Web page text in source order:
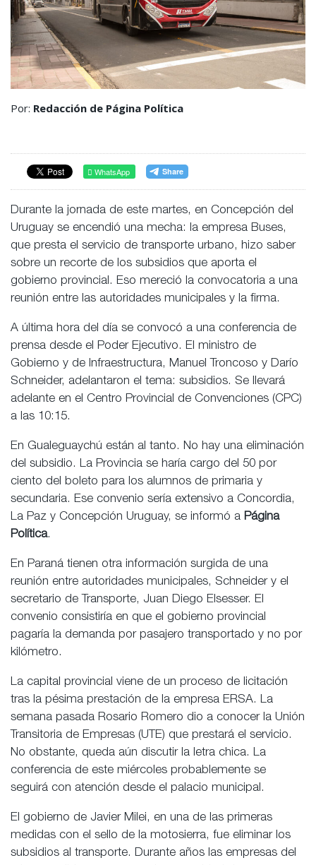
Por: Redacción de Página Política
WhatsApp
Durante la jornada de este martes, en Concepción del
Uruguay se encendió una mecha: la empresa Buses,
que presta el servicio de transporte urbano, hizo saber
sobre un recorte de los subsidios que aporta el
gobierno provincial. Eso mereció la convocatoria a una
reunión entre las autoridades municipales y la firma.
A última hora del día se convocó a una conferencia de
prensa desde el Poder Ejecutivo. El ministro de
Gobierno y de Infraestructura, Manuel Troncoso y Darío
Schneider, adelantaron el tema: subsidios. Se llevará
adelante en el Centro Provincial de Convenciones (CPC)
a las 10:15.
En Gualeguaychú están al tanto. No hay una eliminación
del subsidio. La Provincia se haría cargo del 50 por
ciento del boleto para los alumnos de primaria y
secundaria. Ese convenio sería extensivo a Concordia,
La Paz y Concepción Uruguay, se informó a Página
Política.
En Paraná tienen otra información surgida de una
reunión entre autoridades municipales, Schneider y el
secretario de Transporte, Juan Diego Elsesser. El
convenio consistiría en que el gobierno provincial
pagaría la demanda por pasajero transportado y no por
kilómetro.
La capital provincial viene de un proceso de licitación
tras la pésima prestación de la empresa ERSA. La
semana pasada Rosario Romero dio a conocer la Unión
Transitoria de Empresas (UTE) que prestará el servicio.
No obstante, queda aún discutir la letra chica. La
conferencia de este miércoles probablemente se
seguirá con atención desde el palacio municipal.
El gobierno de Javier Milei, en una de las primeras
medidas con el sello de la motosierra, fue eliminar los
subsidios al transporte. Durante años las empresas del